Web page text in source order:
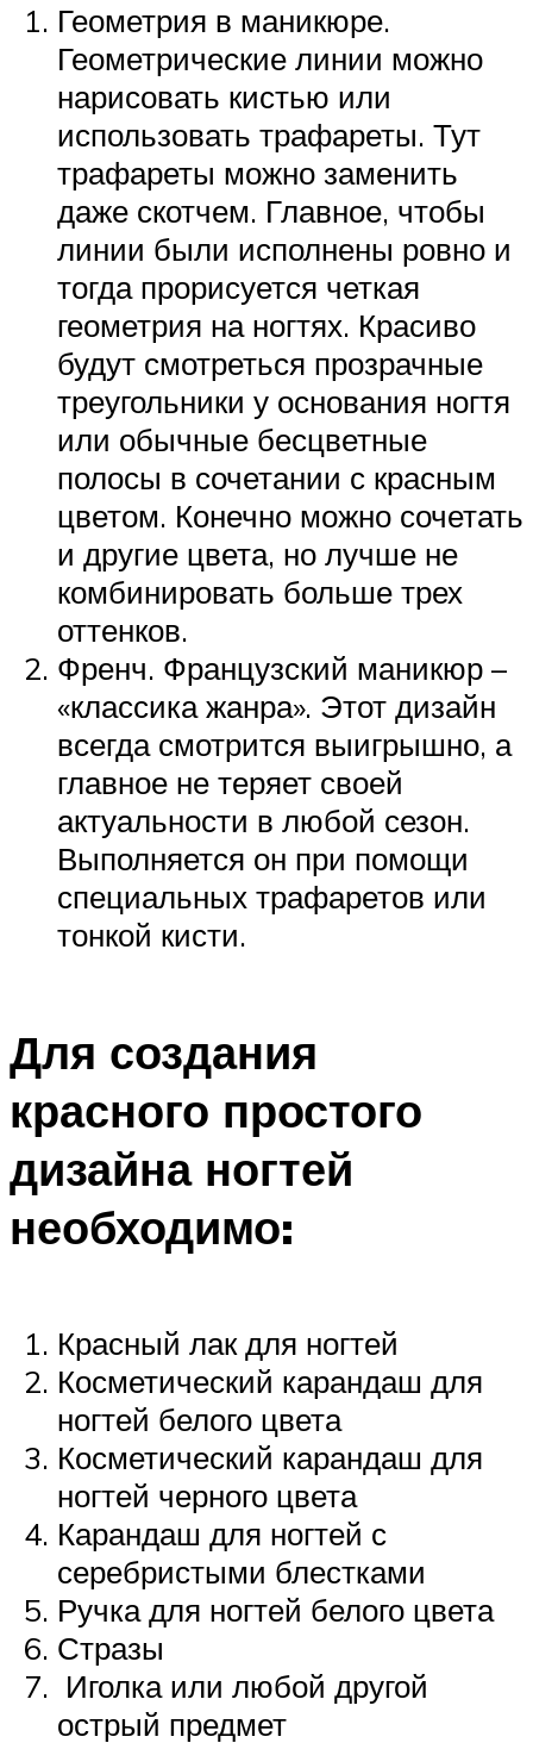
Геометрия в маникюре.
Геометрические линии можно
нарисовать кистью или
использовать трафареты. Тут
трафареты можно заменить
даже скотчем. Главное, чтобы
линии были исполнены ровно и
тогда прорисуется четкая
геометрия на ногтях. Красиво
будут смотреться прозрачные
треугольники у основания ногтя
или обычные бесцветные
полосы в сочетании с красным
цветом. Конечно можно сочетать
и другие цвета, но лучше не
комбинировать больше трех
оттенков.
Френч. Французский маникюр –
«классика жанра». Этот дизайн
всегда смотрится выигрышно, а
главное не теряет своей
актуальности в любой сезон.
Выполняется он при помощи
специальных трафаретов или
тонкой кисти.
Для создания
красного простого
дизайна ногтей
необходимо:
Красный лак для ногтей
Косметический карандаш для
ногтей белого цвета
Косметический карандаш для
ногтей черного цвета
Карандаш для ногтей с
серебристыми блестками
Ручка для ногтей белого цвета
Стразы
Иголка или любой другой
острый предмет